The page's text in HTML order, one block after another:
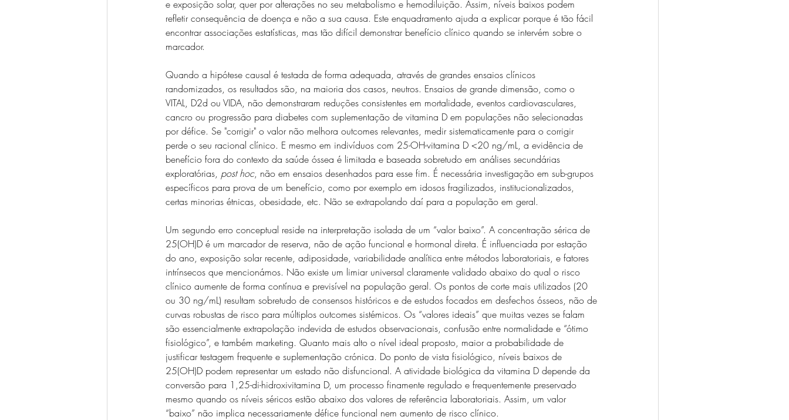
e exposição solar, quer por alterações no seu metabolismo e hemodiluição. Assim, níveis baixos podem
refletir consequência de doença e não a sua causa. Este enquadramento ajuda a explicar porque é tão fácil
encontrar associações estatísticas, mas tão difícil demonstrar benefício clínico quando se intervém sobre o
marcador.
Quando a hipótese causal é testada de forma adequada, através de grandes ensaios clínicos
randomizados, os resultados são, na maioria dos casos, neutros. Ensaios de grande dimensão, como o
VITAL, D2d ou VIDA, não demonstraram reduções consistentes em mortalidade, eventos cardiovasculares,
cancro ou progressão para diabetes com suplementação de vitamina D em populações não selecionadas
por défice. Se "corrigir" o valor não melhora outcomes relevantes, medir sistematicamente para o corrigir
perde o seu racional clínico. E mesmo em indivíduos com 25-OH-vitamina D <20 ng/mL, a evidência de
benefício fora do contexto da saúde óssea é limitada e baseada sobretudo em análises secundárias
exploratórias, post hoc, não em ensaios desenhados para esse fim. É necessária investigação em sub-grupos
específicos para prova de um benefício, como por exemplo em idosos fragilizados, institucionalizados,
certas minorias étnicas, obesidade, etc. Não se extrapolando daí para a população em geral.
Um segundo erro conceptual reside na interpretação isolada de um “valor baixo”. A concentração sérica de
25(OH)D é um marcador de reserva, não de ação funcional e hormonal direta. É influenciada por estação
do ano, exposição solar recente, adiposidade, variabilidade analítica entre métodos laboratoriais, e fatores
intrínsecos que mencionámos. Não existe um limiar universal claramente validado abaixo do qual o risco
clínico aumente de forma contínua e previsível na população geral. Os pontos de corte mais utilizados (20
ou 30 ng/mL) resultam sobretudo de consensos históricos e de estudos focados em desfechos ósseos, não de
curvas robustas de risco para múltiplos outcomes sistémicos. Os “valores ideais” que muitas vezes se falam
são essencialmente extrapolação indevida de estudos observacionais, confusão entre normalidade e “ótimo
fisiológico”, e também marketing. Quanto mais alto o nível ideal proposto, maior a probabilidade de
justificar testagem frequente e suplementação crónica. Do ponto de vista fisiológico, níveis baixos de
25(OH)D podem representar um estado não disfuncional. A atividade biológica da vitamina D depende da
conversão para 1,25-di-hidroxivitamina D, um processo finamente regulado e frequentemente preservado
mesmo quando os níveis séricos estão abaixo dos valores de referência laboratoriais. Assim, um valor
“baixo” não implica necessariamente défice funcional nem aumento de risco clínico.